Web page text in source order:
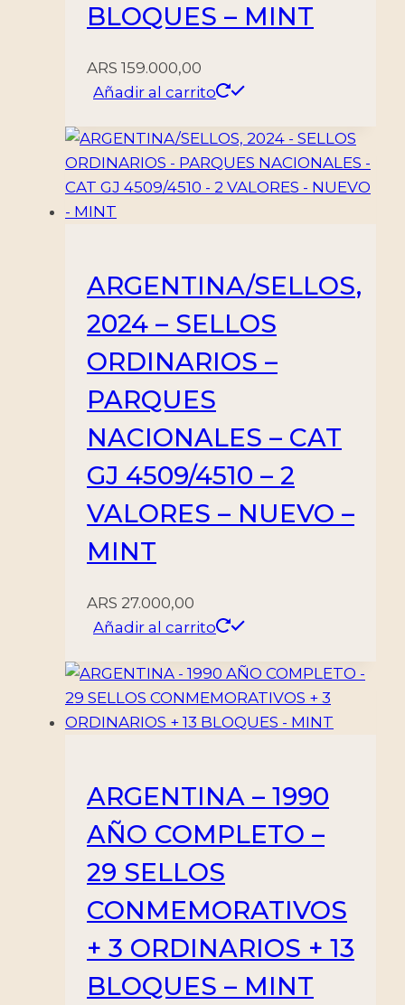
BLOQUES – MINT
ARS 159.000,00
Añadir al carrito
ARGENTINA/SELLOS,
2024 – SELLOS
ORDINARIOS –
PARQUES
NACIONALES – CAT
GJ 4509/4510 – 2
VALORES – NUEVO –
MINT
ARS 27.000,00
Añadir al carrito
ARGENTINA – 1990
AÑO COMPLETO –
29 SELLOS
CONMEMORATIVOS
+ 3 ORDINARIOS + 13
BLOQUES – MINT